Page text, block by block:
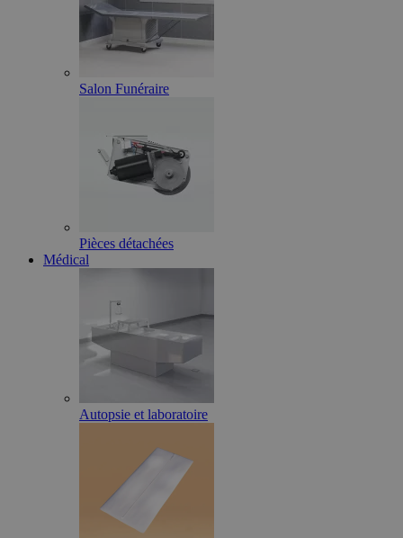
Salon Funéraire
Pièces détachées
Médical
Autopsie et laboratoire